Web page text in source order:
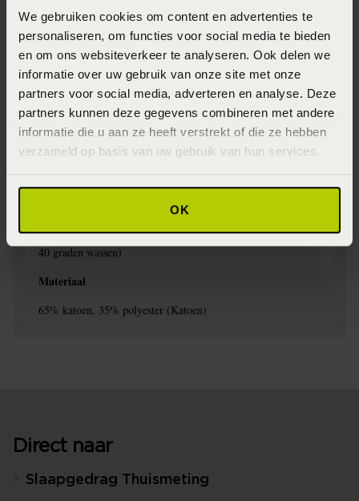
We gebruiken cookies om content en advertenties te
personaliseren, om functies voor social media te bieden
en om ons websiteverkeer te analyseren. Ook delen we
informatie over uw gebruik van onze site met onze
partners voor social media, adverteren en analyse. Deze
partners kunnen deze gegevens combineren met andere
informatie die u aan ze heeft verstrekt of die ze hebben
verzameld op basis van uw gebruik van hun services.
OK
Specificaties
Artikelnummer
8715944865241
Seizoen
Maximaal 40 graden voorzichtig (Voorzichtig en maximaal
40 graden wassen)
Materiaal
65% katoen, 35% polyester (Katoen)
Direct naar
Slaapgedrag Thuismeting